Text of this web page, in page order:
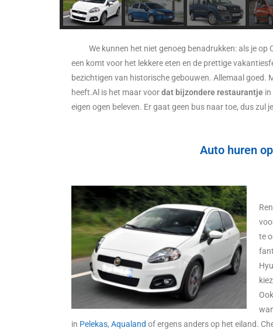
We kunnen het niet genoeg benadrukken: als je op
een komt voor het lekkere eten en de prettige
bezichtigen van historische gebouwen. Allemaal goed.
heeft.Al is het maar voordat bijzondere restaurantje in
eigen ogen beleven. Er gaat geen bus naar toe, dus zul
Auto huren
te
in Pelekas, Aqualand of ergens anders op het eiland.